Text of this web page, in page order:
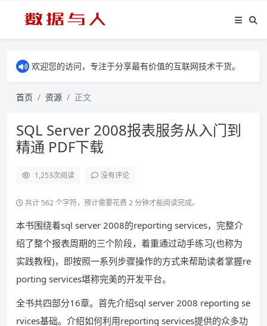
欢迎您的访问，专注于分享最有价值的互联网技术干货。
首页 资源 正文
SQL Server 2008报表服务从入门到
精通 PDF下载
1,253次阅读 没有评论
共计 562 个字符，预计需要花费 2 分钟才能阅读完成。
本书围绕着sql server 2008的reporting services，完整介
绍了整个报表周期的三个阶段，着重通过动手练习(也称为
实践教程)，即按照一系列步骤操作的方式来帮助读者掌握re
porting services堪称完美的开发平台。
全书共四部分16章。首先介绍sql server 2008 reporting se
rvices基础。介绍如何利用reporting services提供的众多功